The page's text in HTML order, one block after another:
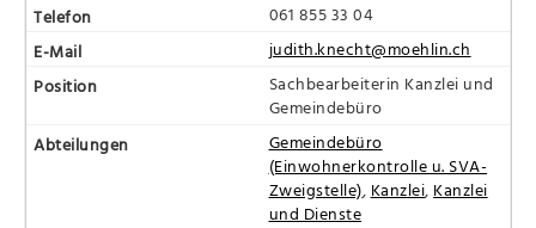
061 855 33 04
judith.knecht@moehlin.ch
Sachbearbeiterin Kanzlei und
Gemeindebüro
Gemeindebüro
(Einwohnerkontrolle u. SVA-
Zweigstelle), Kanzlei, Kanzlei
und Dienste